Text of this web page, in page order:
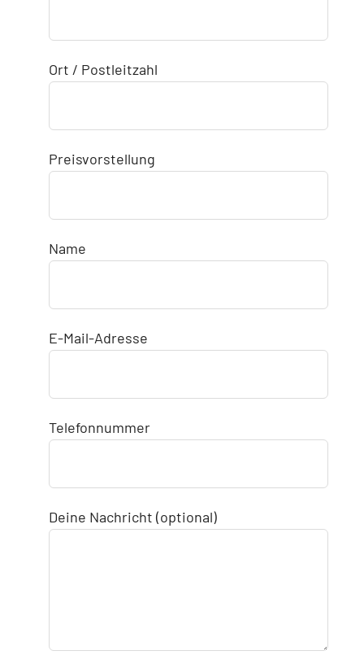
Ort / Postleitzahl
Preisvorstellung
Name
E-Mail-Adresse
Telefonnummer
Deine Nachricht (optional)